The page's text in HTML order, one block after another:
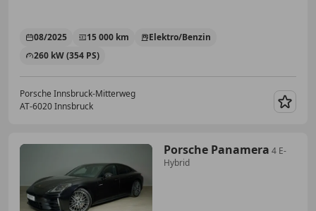
08/2025 15 000 km
Elektro/Benzin
260 kW (354 PS)
Porsche Innsbruck-Mitterweg
AT-6020 Innsbruck
Porsche Panamera 4 E-
Hybrid